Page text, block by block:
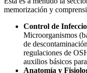
memorización y
Control de
Microorganismos
de
regulaciones de
auxilios básicos
Anatomía y